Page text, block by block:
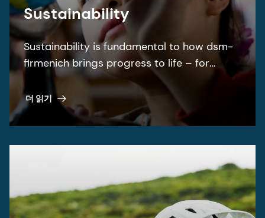
Sustainability
Sustainability is fundamental to how dsm-
firmenich brings progress to life – for
people and planet.
더 읽기